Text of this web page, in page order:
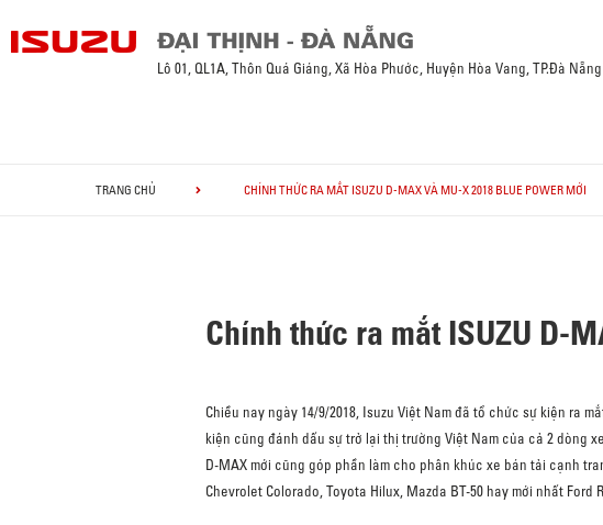
Lô 01, QL1A, Thôn Quá Giáng, Xã Hòa Phước, Huyện Hòa Vang, TP.Đà Nẵng
TRANG CHỦ CHÍNH THỨC RA MẮT ISUZU D-MAX VÀ MU-X 2018 BLUE POWER MỚI
Chính thức ra mắt ISUZU D-
Chiều nay ngày 14/9/2018, Isuzu Việt Nam đã tổ chức sự kiện ra
kiện cũng đánh dấu sự trở lại thị trường Việt Nam của cả 2 dòng
D-MAX mới cũng góp phần làm cho phân khúc xe bán tải cạnh
Chevrolet Colorado, Toyota Hilux, Mazda BT-50 hay mới nhất Ford